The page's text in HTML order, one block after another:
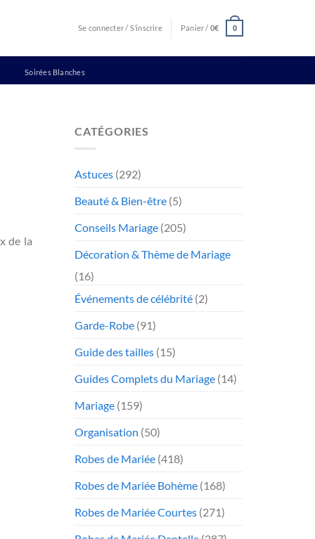
Se connecter / S’inscrire Panier / 0€ 0
Soirées Blanches
de la
CATÉGORIES
Astuces (292)
Beauté & Bien-être (5)
Conseils Mariage (205)
Décoration & Thème de Mariage
(16)
Événements de célébrité (2)
Garde-Robe (91)
Guide des tailles (15)
Guides Complets du Mariage (14)
Mariage (159)
Organisation (50)
Robes de Mariée (418)
Robes de Mariée Bohème (168)
Robes de Mariée Courtes (271)